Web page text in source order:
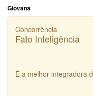
Giovana
Concorrência
Fato Inteligência
É a melhor integradora